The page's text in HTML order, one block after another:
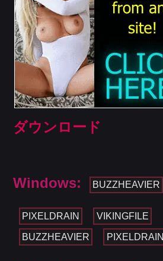
ダウンロード
Windows: BUZZHEAVIER
PIXELDRAIN VIKINGFILE
BUZZHEAVIER PIXELDRAIN